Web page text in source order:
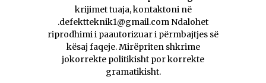
krijimet tuaja, kontaktoni në
.defektteknik1@gmail.com Ndalohet
riprodhimi i paautorizuar i përmbajtjes së
kësaj faqeje. Mirëpriten shkrime
jokorrekte politikisht por korrekte
gramatikisht.